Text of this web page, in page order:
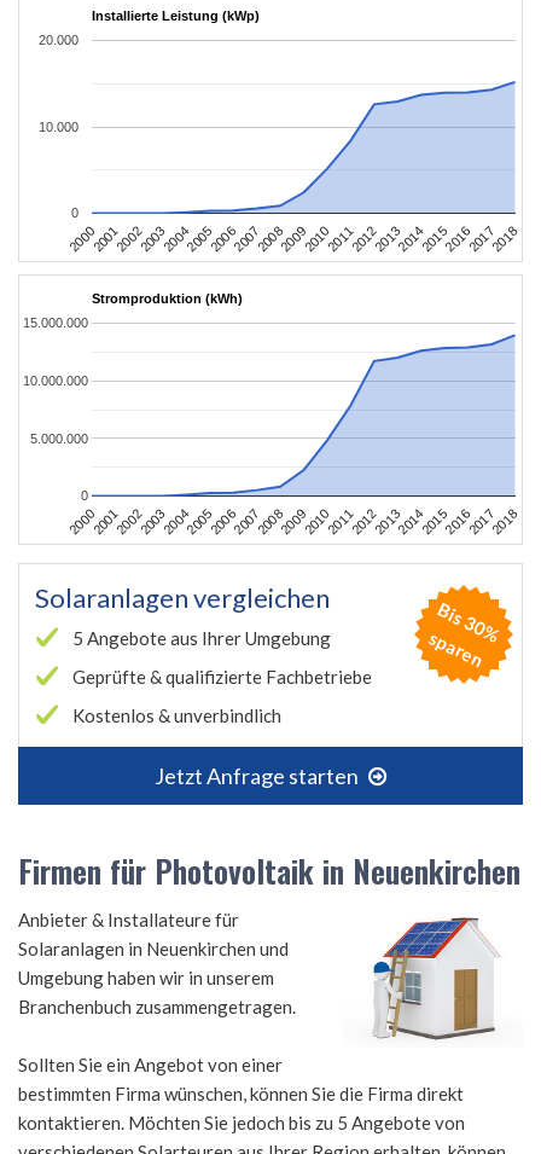
Installierte Leistung (kWp)
2000200120022003200420052006200720082009201020112012201320142015201620172018
0
10.000
20.000
Stromproduktion (kWh)
2000200120022003200420052006200720082009201020112012201320142015201620172018
0
5.000.000
10.000.000
15.000.000
Solaranlagen vergleichen
5 Angebote aus Ihrer Umgebung
Geprüfte & qualifizierte Fachbetriebe
Kostenlos & unverbindlich
Jetzt Anfrage starten
B
is
3
0
%
s
p
a
r
e
n
Firmen für Photovoltaik in Neuenkirchen
Anbieter & Installateure für
Solaranlagen in Neuenkirchen und
Umgebung haben wir in unserem
Branchenbuch zusammengetragen.
Sollten Sie ein Angebot von einer
bestimmten Firma wünschen, können Sie die Firma direkt
kontaktieren. Möchten Sie jedoch bis zu 5 Angebote von